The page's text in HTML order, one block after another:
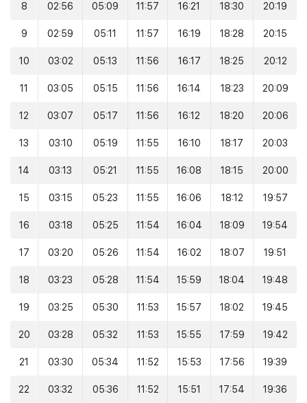
8 02:56 05:09 11:57 16:21 18:30 20:19
9 02:59 05:11 11:57 16:19 18:28 20:15
10 03:02 05:13 11:56 16:17 18:25 20:12
11 03:05 05:15 11:56 16:14 18:23 20:09
12 03:07 05:17 11:56 16:12 18:20 20:06
13 03:10 05:19 11:55 16:10 18:17 20:03
14 03:13 05:21 11:55 16:08 18:15 20:00
15 03:15 05:23 11:55 16:06 18:12 19:57
16 03:18 05:25 11:54 16:04 18:09 19:54
17 03:20 05:26 11:54 16:02 18:07 19:51
18 03:23 05:28 11:54 15:59 18:04 19:48
19 03:25 05:30 11:53 15:57 18:02 19:45
20 03:28 05:32 11:53 15:55 17:59 19:42
21 03:30 05:34 11:52 15:53 17:56 19:39
22 03:32 05:36 11:52 15:51 17:54 19:36